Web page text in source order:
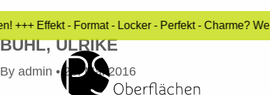
Effekt - Format - Locker - Perfekt - Charme?
BUHL, ULRIKE
By admin •23. Mai 2016